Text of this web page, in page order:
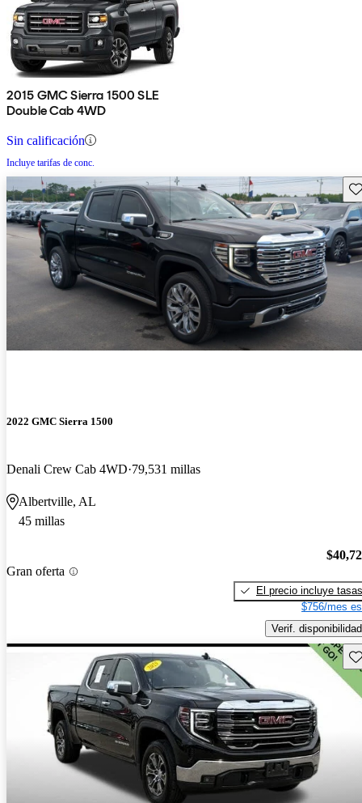
2015 GMC Sierra 1500 SLE
Double Cab 4WD
Sin calificación
Incluye tarifas de conc.
2022 GMC Sierra 1500
Denali Crew Cab 4WD 79,531 millas
Albertville, AL
45 millas
Gran oferta
El precio incluye tasas
$756/mes
Verif. disponibilidad